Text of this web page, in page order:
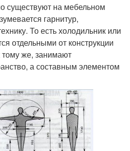
существуют на мебельном
гарнитур,
То есть холодильник или
отдельными от конструкции
же, занимают
а составным элементом